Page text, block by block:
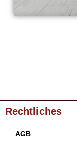
Rechtliches
AGB